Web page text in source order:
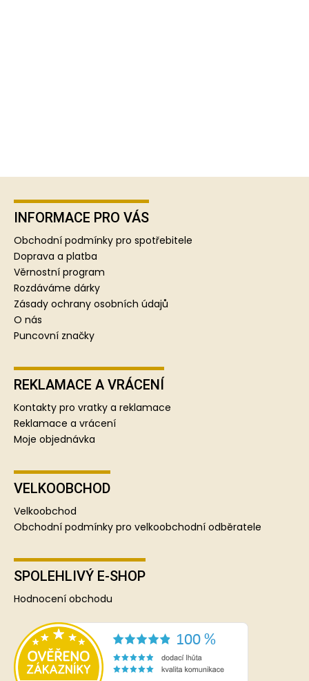
Z
INFORMACE PRO VÁS
Obchodní podmínky pro spotřebitele
Doprava a platba
Věrnostní program
Rozdáváme dárky
Zásady ochrany osobních údajů
O nás
Puncovní značky
REKLAMACE A VRÁCENÍ
Kontakty pro vratky a reklamace
Reklamace a vrácení
Moje objednávka
VELKOOBCHOD
Velkoobchod
Obchodní podmínky pro velkoobchodní odběratele
SPOLEHLIVÝ E-SHOP
Hodnocení obchodu